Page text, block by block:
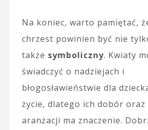
Na koniec, warto pamiętać,
chrzest powinien być nie
także symboliczny. Kwiaty
świadczyć o nadziejach i
błogosławieństwie dla
życie, dlatego ich dobór oraz
aranżacji ma znaczenie.